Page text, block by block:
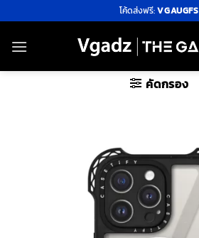
ไป
ยัง
โค้ดส่งฟรี:VGAUGFS
คัดกรอง